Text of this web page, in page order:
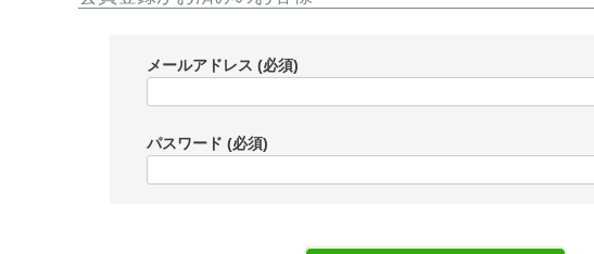
メールアドレス (必須)
パスワード (必須)